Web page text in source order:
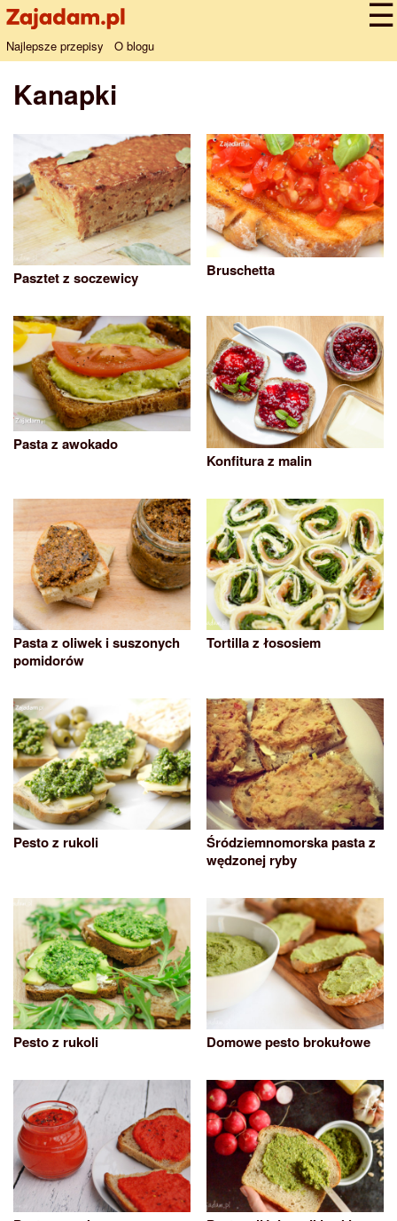
Najlepsze przepisy O blogu
Kanapki
Pasztet z soczewicy Bruschetta
Pasta z awokado
Konfitura z malin
Pasta z oliwek i suszonych
pomidorów
Tortilla z łososiem
Pesto z rukoli
Śródziemnomorska pasta z
wędzonej ryby
Pesto z rukoli Domowe pesto brokułowe